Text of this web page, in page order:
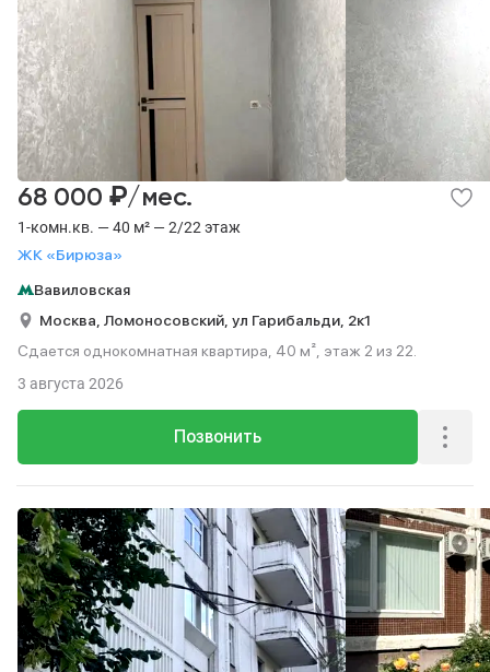
1-комн.кв. — 40 м² — 2/22 этаж
ЖК «Бирюза»
68 000 ₽/мес.
Вавиловская
Москва, Ломоносовский, ул Гарибальди, 2к1
Сдается однокомнатная квартира, 40 м², этаж 2 из 22.
Позвонить
3 августа 2026